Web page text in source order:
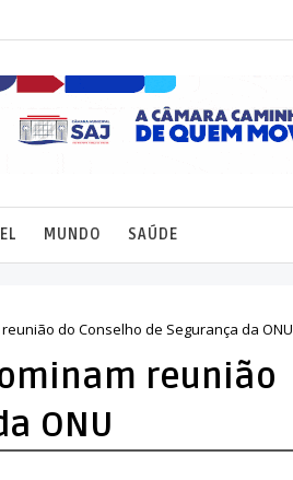
MUNDO SAÚDE
do Conselho de Segurança da ONU
reunião
ONU